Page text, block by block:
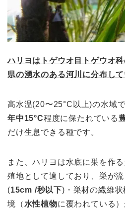
ハリヨはトゲウオ目トゲウオ
県の湧水のある河川に分布して
高水温(20〜25°C以上)の水域
年中15°C程度に保たれている
だけ生息できる種です。
また、ハリヨは水底に巣を作
殖地として適しており、巣が
(15cm /秒以下)・巣材の繊維
境（ 水性植物に覆われている